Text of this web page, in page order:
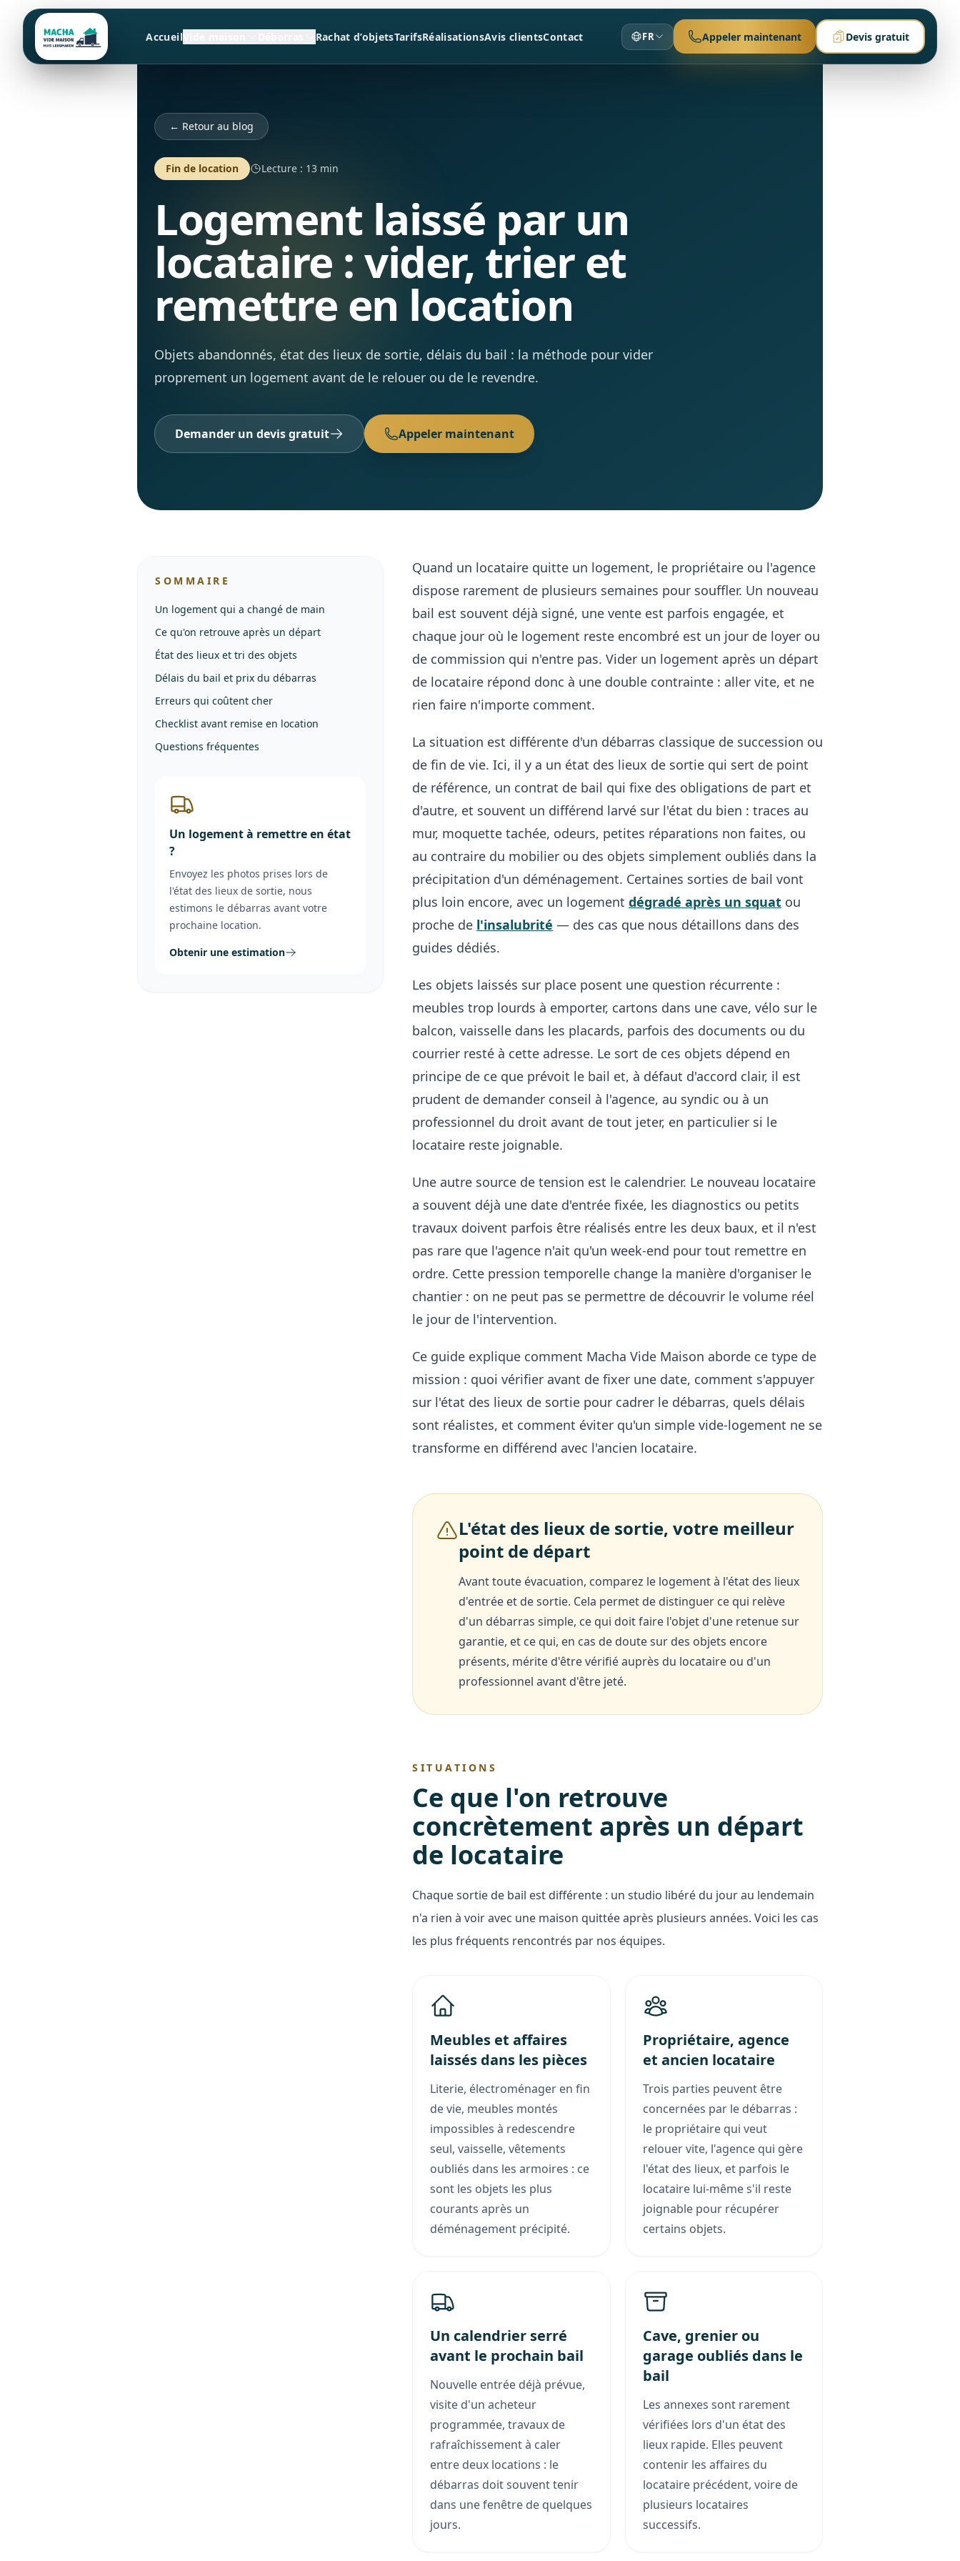
AccueilVide maison Rachat d’objetsTarifsRéalisationsAvis clientsContact FR Appeler maintenant Devis gratuit
← Retour au blog
Fin de location Lecture : 13 min
Logement laissé par un
locataire : vider, trier et
remettre en location
Objets abandonnés, état des lieux de sortie, délais du bail : la méthode pour vider
proprement un logement avant de le relouer ou de le revendre.
Demander un devis gratuit Appeler maintenant
SOMMAIRE
Un logement qui a changé de main
Ce qu'on retrouve après un départ
État des lieux et tri des objets
Délais du bail et prix du débarras
Erreurs qui coûtent cher
Checklist avant remise en location
Questions fréquentes
Un logement à remettre en état
?
Envoyez les photos prises lors de
l'état des lieux de sortie, nous
estimons le débarras avant votre
prochaine location.
Obtenir une estimation
Quand un locataire quitte un logement, le propriétaire ou l'agence
dispose rarement de plusieurs semaines pour souffler. Un nouveau
bail est souvent déjà signé, une vente est parfois engagée, et
chaque jour où le logement reste encombré est un jour de loyer ou
de commission qui n'entre pas. Vider un logement après un départ
de locataire répond donc à une double contrainte : aller vite, et ne
rien faire n'importe comment.
La situation est différente d'un débarras classique de succession ou
de fin de vie. Ici, il y a un état des lieux de sortie qui sert de point
de référence, un contrat de bail qui fixe des obligations de part et
d'autre, et souvent un différend larvé sur l'état du bien : traces au
mur, moquette tachée, odeurs, petites réparations non faites, ou
au contraire du mobilier ou des objets simplement oubliés dans la
précipitation d'un déménagement. Certaines sorties de bail vont
plus loin encore, avec un logement dégradé après un squat ou
proche de l'insalubrité — des cas que nous détaillons dans des
guides dédiés.
Les objets laissés sur place posent une question récurrente :
meubles trop lourds à emporter, cartons dans une cave, vélo sur le
balcon, vaisselle dans les placards, parfois des documents ou du
courrier resté à cette adresse. Le sort de ces objets dépend en
principe de ce que prévoit le bail et, à défaut d'accord clair, il est
prudent de demander conseil à l'agence, au syndic ou à un
professionnel du droit avant de tout jeter, en particulier si le
locataire reste joignable.
Une autre source de tension est le calendrier. Le nouveau locataire
a souvent déjà une date d'entrée fixée, les diagnostics ou petits
travaux doivent parfois être réalisés entre les deux baux, et il n'est
pas rare que l'agence n'ait qu'un week-end pour tout remettre en
ordre. Cette pression temporelle change la manière d'organiser le
chantier : on ne peut pas se permettre de découvrir le volume réel
le jour de l'intervention.
Ce guide explique comment Macha Vide Maison aborde ce type de
mission : quoi vérifier avant de fixer une date, comment s'appuyer
sur l'état des lieux de sortie pour cadrer le débarras, quels délais
sont réalistes, et comment éviter qu'un simple vide-logement ne se
transforme en différend avec l'ancien locataire.
L'état des lieux de sortie, votre meilleur
point de départ
Avant toute évacuation, comparez le logement à l'état des lieux
d'entrée et de sortie. Cela permet de distinguer ce qui relève
d'un débarras simple, ce qui doit faire l'objet d'une retenue sur
garantie, et ce qui, en cas de doute sur des objets encore
présents, mérite d'être vérifié auprès du locataire ou d'un
professionnel avant d'être jeté.
SITUATIONS
Ce que l'on retrouve
concrètement après un départ
de locataire
Chaque sortie de bail est différente : un studio libéré du jour au lendemain
n'a rien à voir avec une maison quittée après plusieurs années. Voici les cas
les plus fréquents rencontrés par nos équipes.
Meubles et affaires
laissés dans les pièces
Literie, électroménager en fin
de vie, meubles montés
impossibles à redescendre
seul, vaisselle, vêtements
oubliés dans les armoires : ce
sont les objets les plus
courants après un
déménagement précipité.
Propriétaire, agence
et ancien locataire
Trois parties peuvent être
concernées par le débarras :
le propriétaire qui veut
relouer vite, l'agence qui gère
l'état des lieux, et parfois le
locataire lui-même s'il reste
joignable pour récupérer
certains objets.
Un calendrier serré
avant le prochain bail
Nouvelle entrée déjà prévue,
visite d'un acheteur
programmée, travaux de
rafraîchissement à caler
entre deux locations : le
débarras doit souvent tenir
dans une fenêtre de quelques
jours.
Cave, grenier ou
garage oubliés dans le
bail
Les annexes sont rarement
vérifiées lors d'un état des
lieux rapide. Elles peuvent
contenir les affaires du
locataire précédent, voire de
plusieurs locataires
successifs.